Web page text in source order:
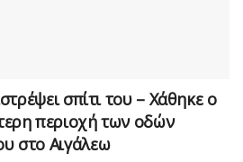
σπίτι του – Χάθηκε ο
περιοχή των οδών
στο Αιγάλεω